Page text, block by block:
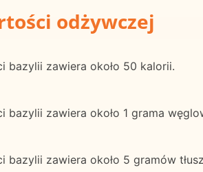
odżywczej
bazylii zawiera około 50 kalorii.
bazylii zawiera około 1 grama
bazylii zawiera około 5 gramów